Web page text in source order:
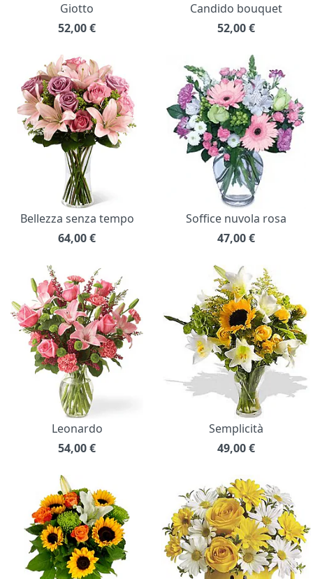
Giotto
52,00€
Candido bouquet
52,00€
Bellezza senza tempo
64,00€
Soffice nuvola rosa
47,00€
Leonardo
54,00€
Semplicità
49,00€